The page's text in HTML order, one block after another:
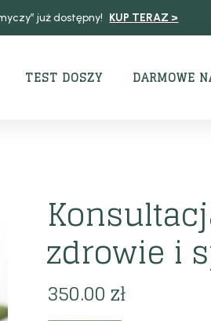
już dostępny! KUP TERAZ >
TEST DOSZY DARMOWE
zdrowie i
350.00zł